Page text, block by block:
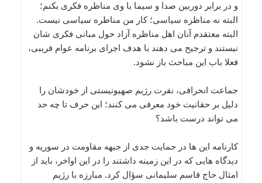
و در برابر دوربین صدا و سیما با وی مناظره فکری بکنم؛
البته نه مناظره سیاسی؛ کار من مناظره سیاسی نیست.
البته معتقدم آنان اهل مناظره آزاد حول مبانی فکری شان
نیستند و ترجیح می دهند با هدف اجرای برنامه عوام فریبی،
فعلا باب این مباحث باز نشود.
جماعت انحرافی، نفرت رژیم صهیونیستی از خودشان را
دلیل بر حقانیت خود معرفی می کنند؛ این حرف تا چه حد
می تواند درست باشد؟
کارنامه این ها در حمایت جدی از جبهه مقاومت در سوریه و
دیدگاه هایی که در این زمینه داشتند را در این اواخر، باید از
امثال حاج قاسم سلیمانی سؤال کرد. مبارزه با رژیم